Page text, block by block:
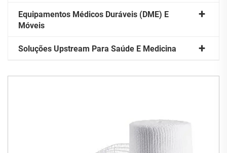
Equipamentos Médicos Duráveis (DME) E
Móveis
Soluções Upstream Para Saúde E Medicina